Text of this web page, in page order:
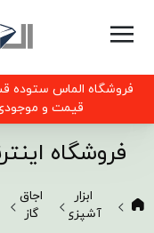
فروشگاه الماس ستوده
قیمت و
فروشگاه
ابزار
آشپزی
اجاق
گاز